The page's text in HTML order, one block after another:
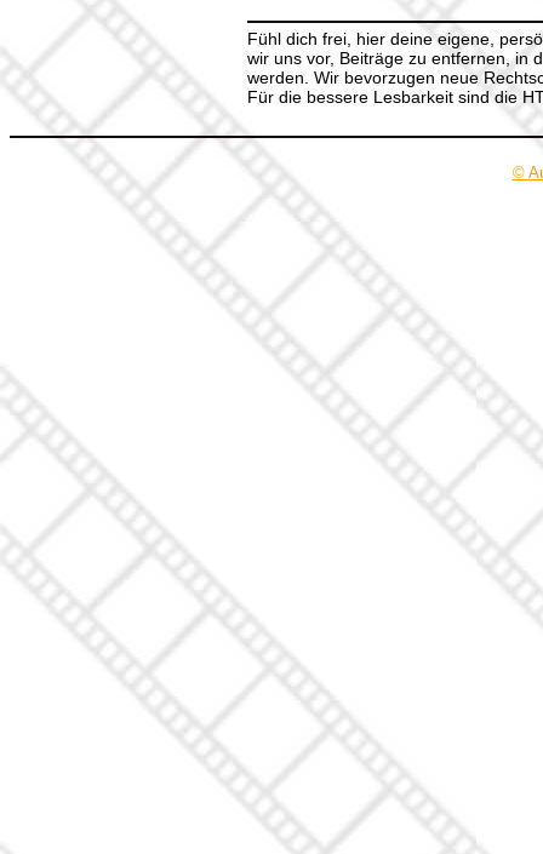
Fühl dich frei, hier deine eigene,
wir uns vor, Beiträge zu entfernen, in
werden. Wir bevorzugen neue
Für die bessere Lesbarkeit sind die
©